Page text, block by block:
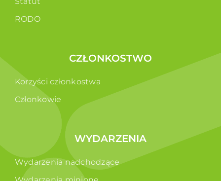
RODO
CZŁONKOSTWO
Korzyści członkostwa
Członkowie
WYDARZENIA
Wydarzenia nadchodzące